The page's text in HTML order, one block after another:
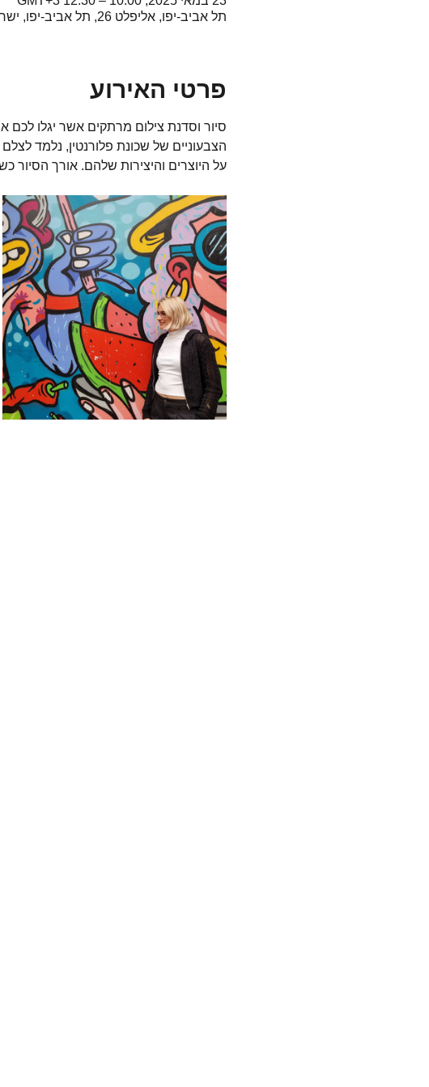
תל אביב-יפו, אליפלט 26, תל אביב-יפו, ישראל
פרטי האירוע
סיור וסדנת צילום מרתקים אשר יגלו לכם
הצבעוניים של שכונת פלורנטין, נלמד
על היוצרים והיצירות שלהם. אורך הסיור